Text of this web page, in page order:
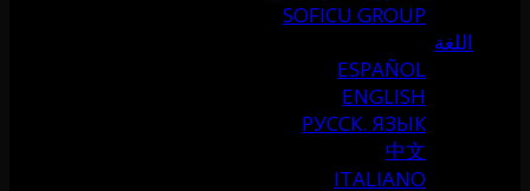
SOFICU GROUP
اللغة
ESPAÑOL
ENGLISH
РУССК. ЯЗЫК
中文
ITALIANO